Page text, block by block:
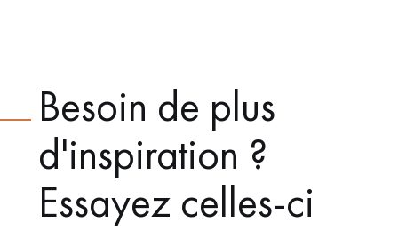
Besoin de plus
d'inspiration ?
Essayez celles-ci